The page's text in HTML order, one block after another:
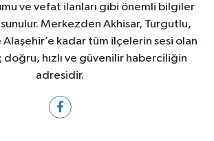
ve vefat ilanları gibi önemli bilgiler
Merkezden Akhisar, Turgutlu,
Alaşehir’e kadar tüm ilçelerin sesi olan
doğru, hızlı ve güvenilir haberciliğin
adresidir.